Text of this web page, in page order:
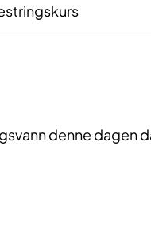
denne dagen